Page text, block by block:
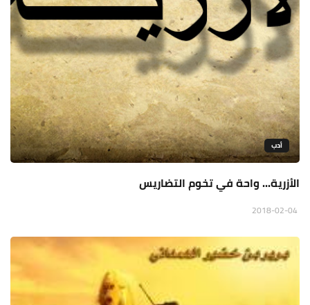
أدب
الأزرية... واحة في تخوم التضاريس